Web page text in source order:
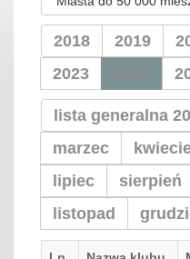
2018 2019
2023
lista generalna
marzec
lipiec
sierpień
listopad